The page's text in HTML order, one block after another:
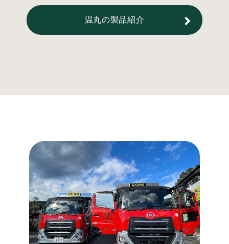
温丸の製品紹介